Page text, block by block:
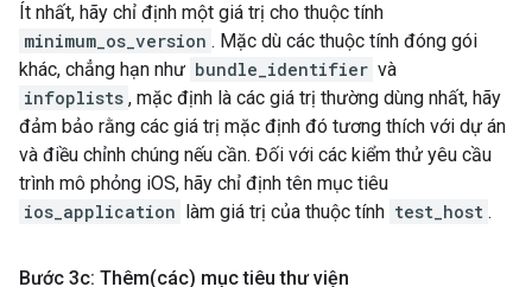
Ít nhất, hãy chỉ định một giá trị cho thuộc tính
minimum_os_version . Mặc dù các thuộc tính đóng gói
khác, chẳng hạn như bundle_identifier và
infoplists , mặc định là các giá trị thường dùng nhất, hãy
đảm bảo rằng các giá trị mặc định đó tương thích với dự án
và điều chỉnh chúng nếu cần. Đối với các kiểm thử yêu cầu
trình mô phỏng iOS, hãy chỉ định tên mục tiêu
ios_application làm giá trị của thuộc tính test_host .
Bước 3c: Thêm(các) mục tiêu thư viện